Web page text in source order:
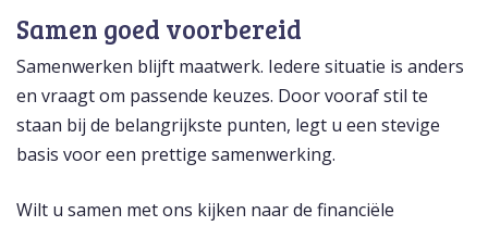
Samen goed voorbereid
Samenwerken blijft maatwerk. Iedere situatie is anders
en vraagt om passende keuzes. Door vooraf stil te
staan bij de belangrijkste punten, legt u een stevige
basis voor een prettige samenwerking.
Wilt u samen met ons kijken naar de financiële